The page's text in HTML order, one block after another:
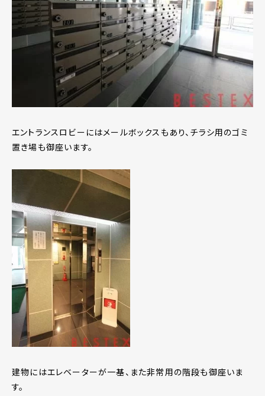
エントランスロビーにはメールボックスもあり、チラシ用のゴミ
置き場も御座います。
建物にはエレベーターが一基、また非常用の階段も御座いま
す。